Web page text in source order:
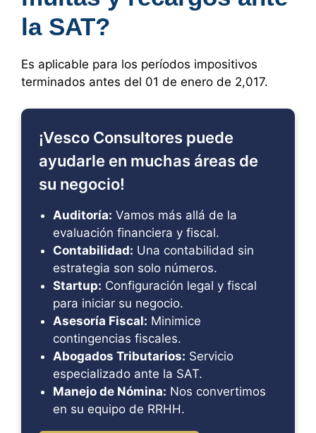
la SAT?
Es aplicable para los períodos impositivos
terminados antes del 01 de enero de 2,017.
¡Vesco Consultores puede
ayudarle en muchas áreas de
su negocio!
Auditoría: Vamos más allá de la
evaluación financiera y fiscal.
Contabilidad: Una contabilidad sin
estrategia son solo números.
Startup: Configuración legal y fiscal
para iniciar su negocio.
Asesoría Fiscal: Minimice
contingencias fiscales.
Abogados Tributarios: Servicio
especializado ante la SAT.
Manejo de Nómina: Nos convertimos
en su equipo de RRHH.